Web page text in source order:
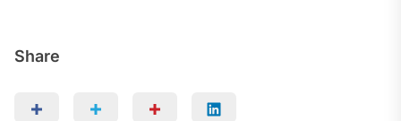
Share